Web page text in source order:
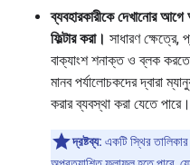
ব্যবহারকারীকে দেখানোর
ফিল্টার করা। সাধারণ ক্ষেত্রে,
বাক্যাংশ শনাক্ত ও ব্লক করতে
মানব পর্যালোচকদের দ্বারা
করার ব্যবস্থা করা যেতে পারে।
দ্রষ্টব্য: একটি স্থির